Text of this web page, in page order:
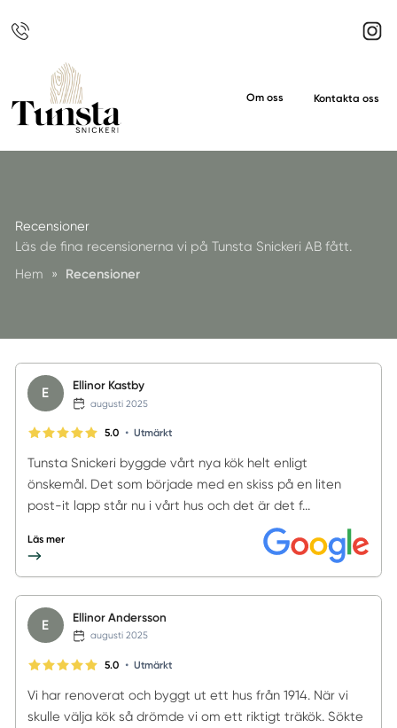
Om oss Kontakta oss
Recensioner
Läs de fina recensionerna vi på Tunsta Snickeri AB fått.
Hem
» Recensioner
E Ellinor Kastby
augusti 2025
5.0 • Utmärkt
Tunsta Snickeri byggde vårt nya kök helt enligt
önskemål. Det som började med en skiss på en liten
post-it lapp står nu i vårt hus och det är det f...
Läs mer
E Ellinor Andersson
augusti 2025
5.0 • Utmärkt
Vi har renoverat och byggt ut ett hus från 1914. När vi
skulle välja kök så drömde vi om ett riktigt träkök. Sökte